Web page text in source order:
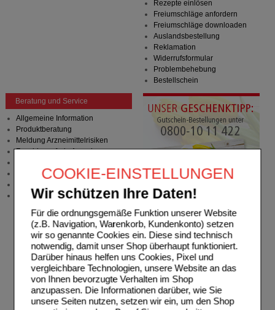
COOKIE-EINSTELLUNGEN
Wir schützen Ihre Daten!
Für die ordnungsgemäße Funktion unserer Website
(z.B. Navigation, Warenkorb, Kundenkonto) setzen
wir so genannte Cookies ein. Diese sind technisch
notwendig, damit unser Shop überhaupt funktioniert.
Darüber hinaus helfen uns Cookies, Pixel und
vergleichbare Technologien, unsere Website an das
von Ihnen bevorzugte Verhalten im Shop
anzupassen. Die Informationen darüber, wie Sie
unsere Seiten nutzen, setzen wir ein, um den Shop
Rezepte einlösen
Freiumschläge anfordern
Freiumschläge downloaden
Auslandsbestellung
Reklamation
Widerrufsformular
Problembehebung
Bestellschein
Beratung und Service
Allgemeine Information
Produktberatung
Meldung Arzneimittelrisiken
Zuzahlungsfreie Arzneien
Newsletter
Stellenangebote